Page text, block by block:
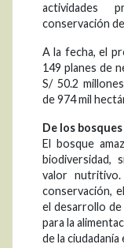
actividades
conservación
A la fecha, el
149 planes de
S/ 50.2
de 974 mil
De los
El bosque
biodiversidad,
valor
conservación,
el desarrollo
para la
de la ciudadanía